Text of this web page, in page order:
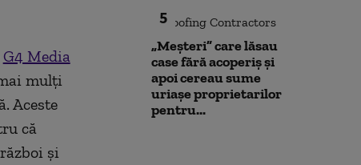
G4 Media
mulți
Aceste
că
și
5
„Meșteri” care lăsau
case fără acoperiș și
apoi cereau sume
uriașe proprietarilor
pentru...